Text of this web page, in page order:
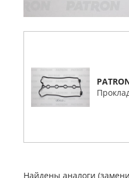
Найдены аналоги